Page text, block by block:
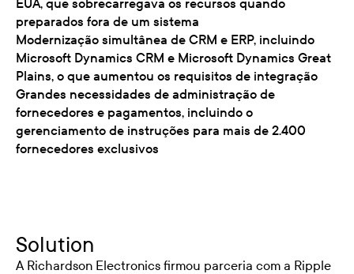
EUA, que sobrecarregava os recursos quando
preparados fora de um sistema
Modernização simultânea de CRM e ERP, incluindo
Microsoft Dynamics CRM e Microsoft Dynamics Great
Plains, o que aumentou os requisitos de integração
Grandes necessidades de administração de
fornecedores e pagamentos, incluindo o
gerenciamento de instruções para mais de 2.400
fornecedores exclusivos
Solution
A Richardson Electronics firmou parceria com a Ripple